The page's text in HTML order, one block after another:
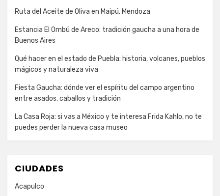
Ruta del Aceite de Oliva en Maipú, Mendoza
Estancia El Ombú de Areco: tradición gaucha a una hora de
Buenos Aires
Qué hacer en el estado de Puebla: historia, volcanes, pueblos
mágicos y naturaleza viva
Fiesta Gaucha: dónde ver el espíritu del campo argentino
entre asados, caballos y tradición
La Casa Roja: si vas a México y te interesa Frida Kahlo, no te
puedes perder la nueva casa museo
CIUDADES
Acapulco